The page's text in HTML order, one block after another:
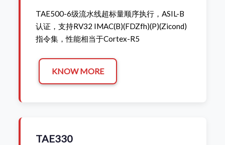
TAE500-6级流水线超标量顺序执行，ASIL-B
认证，支持RV32 IMAC(B)(FDZfh)(P)(Zicond)
指令集，性能相当于Cortex-R5
KNOW MORE
TAE330